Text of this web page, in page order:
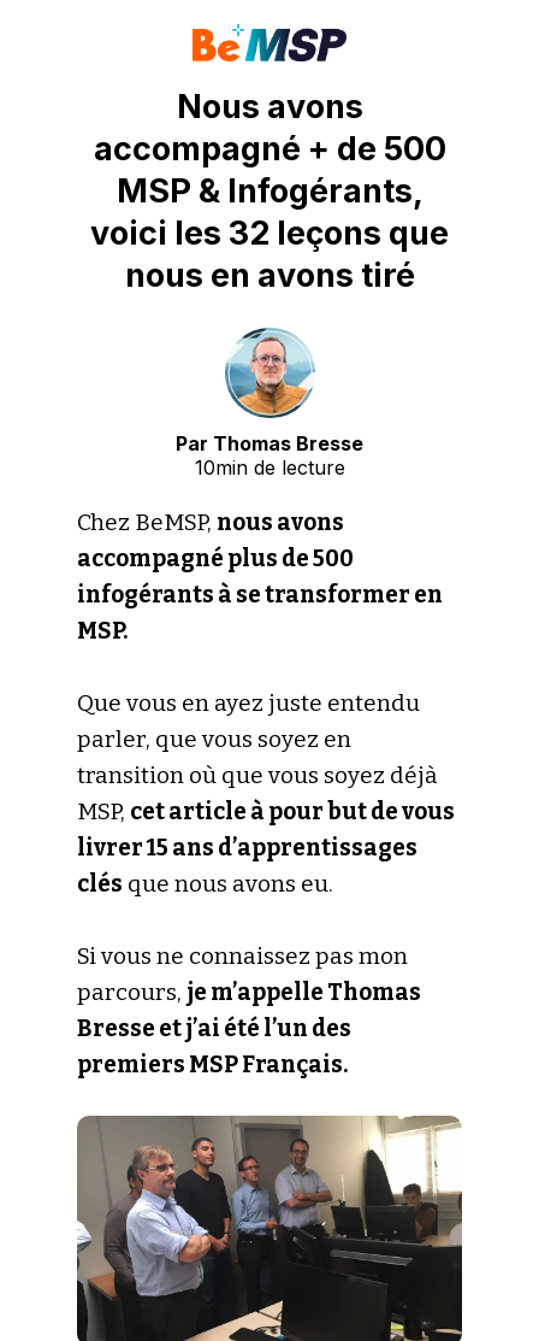
Chez BeMSP, nous avons
accompagné plus de 500
infogérants à se transformer en
MSP.
Que vous en ayez juste entendu
parler, que vous soyez en
transition où que vous soyez déjà
MSP, cet article à pour but de vous
livrer 15 ans d’apprentissages
clés que nous avons eu.
Si vous ne connaissez pas mon
parcours, je m’appelle Thomas
Bresse et j’ai été l’un des
premiers MSP Français.
Par Thomas Bresse
10min de lecture
Nous avons
accompagné + de 500
MSP & Infogérants,
voici les 32 leçons que
nous en avons tiré